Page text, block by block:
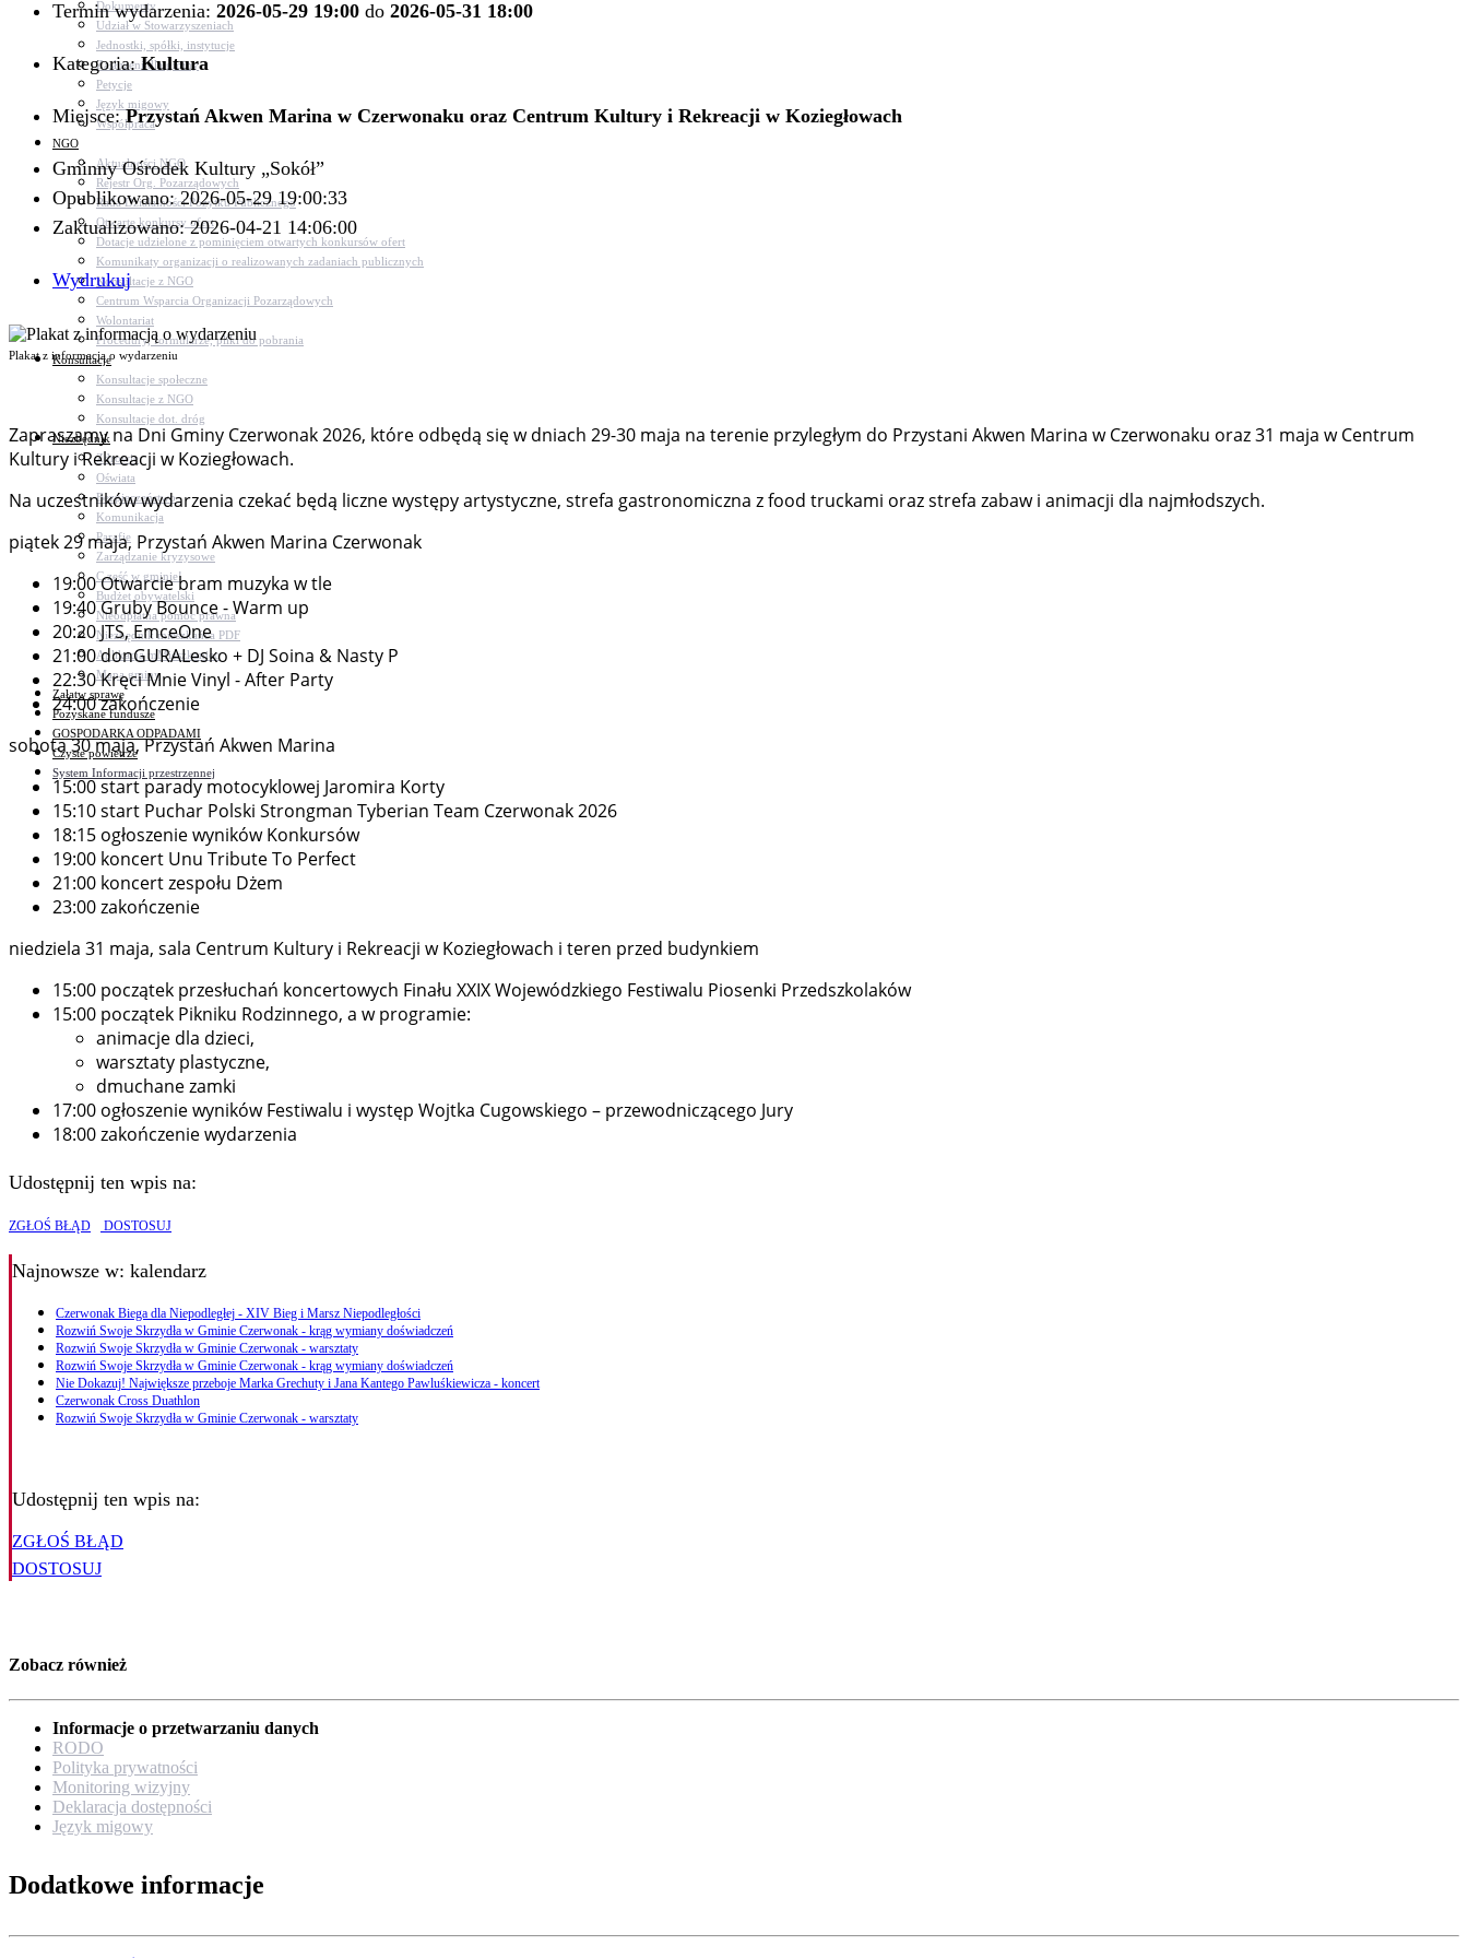
Dokumenty
Udział w Stowarzyszeniach
Jednostki, spółki, instytucje
Zasłużeni dla gminy
Petycje
Język migowy
Współpraca
NGO
Aktualności NGO
Rejestr Org. Pozarządowych
Rada Działalności Pożytku Publicznego
Otwarte konkursy ofert
Dotacje udzielone z pominięciem otwartych konkursów ofert
Komunikaty organizacji o realizowanych zadaniach publicznych
Konsultacje z NGO
Centrum Wsparcia Organizacji Pozarządowych
Wolontariat
Procedury, formularze, pliki do pobrania
Konsultacje
Konsultacje społeczne
Konsultacje z NGO
Konsultacje dot. dróg
Niezbędnik
Zdrowie
Oświata
Bezpieczeństwo
Komunikacja
Parafie
Zarządzanie kryzysowe
C.ześć w gminie!
Budżet obywatelski
Nieodpłatna pomoc prawna
Niezbędnik mieszkańca PDF
Aplikacja mMieszkaniec
Mapa gminy
Załatw sprawę
Pozyskane fundusze
GOSPODARKA ODPADAMI
Czyste powietrze
System Informacji przestrzennej
Termin wydarzenia: 2026-05-29 19:00 do 2026-05-31 18:00
Kategoria:Kultura
Miejsce:Przystań Akwen Marina w Czerwonaku oraz Centrum Kultury i Rekreacji w Koziegłowach
Gminny Ośrodek Kultury „Sokół”
Opublikowano: 2026-05-29 19:00:33
Zaktualizowano: 2026-04-21 14:06:00
Wydrukuj
Plakat z informacją o wydarzeniu
Zapraszamy na Dni Gminy Czerwonak 2026, które odbędą się w dniach 29-30 maja na terenie przyległym do Przystani Akwen Marina w Czerwonaku oraz 31 maja w Centrum
Kultury i Rekreacji w Koziegłowach.
Na uczestników wydarzenia czekać będą liczne występy artystyczne, strefa gastronomiczna z food truckami oraz strefa zabaw i animacji dla najmłodszych.
piątek 29 maja, Przystań Akwen Marina Czerwonak
19:00 Otwarcie bram muzyka w tle
19:40 Gruby Bounce - Warm up
20:20 JTS, EmceOne
21:00 donGURALesko + DJ Soina & Nasty P
22:30 Kręci Mnie Vinyl - After Party
24:00 zakończenie
sobota 30 maja, Przystań Akwen Marina
15:00 start parady motocyklowej Jaromira Korty
15:10 start Puchar Polski Strongman Tyberian Team Czerwonak 2026
18:15 ogłoszenie wyników Konkursów
19:00 koncert Unu Tribute To Perfect
21:00 koncert zespołu Dżem
23:00 zakończenie
niedziela 31 maja, sala Centrum Kultury i Rekreacji w Koziegłowach i teren przed budynkiem
15:00 początek przesłuchań koncertowych Finału XXIX Wojewódzkiego Festiwalu Piosenki Przedszkolaków
15:00 początek Pikniku Rodzinnego, a w programie:
animacje dla dzieci,
warsztaty plastyczne,
dmuchane zamki
17:00 ogłoszenie wyników Festiwalu i występ Wojtka Cugowskiego – przewodniczącego Jury
18:00 zakończenie wydarzenia
Udostępnij ten wpis na:
ZGŁOŚ BŁĄD DOSTOSUJ
Najnowsze w: kalendarz
Czerwonak Biega dla Niepodległej - XIV Bieg i Marsz Niepodległości
Rozwiń Swoje Skrzydła w Gminie Czerwonak - krąg wymiany doświadczeń
Rozwiń Swoje Skrzydła w Gminie Czerwonak - warsztaty
Rozwiń Swoje Skrzydła w Gminie Czerwonak - krąg wymiany doświadczeń
Nie Dokazuj! Największe przeboje Marka Grechuty i Jana Kantego Pawluśkiewicza - koncert
Czerwonak Cross Duathlon
Rozwiń Swoje Skrzydła w Gminie Czerwonak - warsztaty
Udostępnij ten wpis na:
ZGŁOŚ BŁĄD
DOSTOSUJ
Zobacz również
Informacje o przetwarzaniu danych
RODO
Polityka prywatności
Monitoring wizyjny
Deklaracja dostępności
Język migowy
Dodatkowe informacje